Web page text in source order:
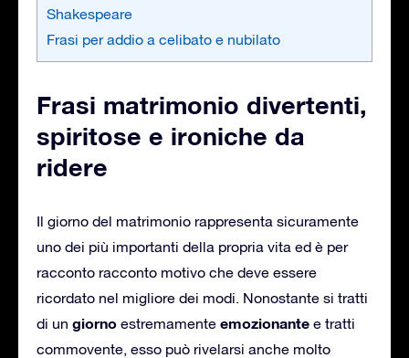
Shakespeare
Frasi per addio a celibato e nubilato
Frasi matrimonio divertenti,
spiritose e ironiche da
ridere
Il giorno del matrimonio rappresenta sicuramente
uno dei più importanti della propria vita ed è per
racconto racconto motivo che deve essere
ricordato nel migliore dei modi. Nonostante si tratti
di un giorno estremamente emozionante e tratti
commovente, esso può rivelarsi anche molto